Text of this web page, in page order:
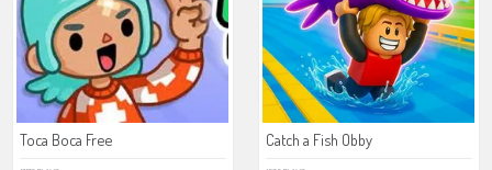
Toca Boca Free Catch a Fish Obby